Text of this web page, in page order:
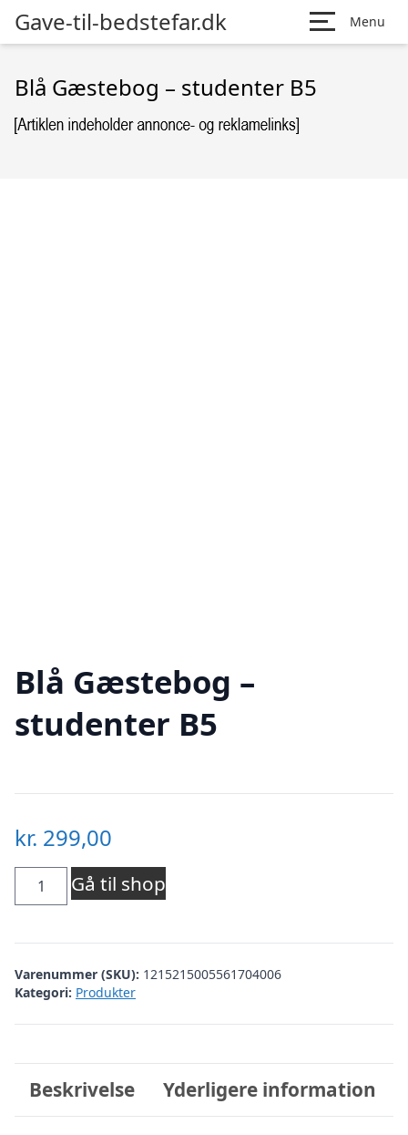
Gave-til-bedstefar.dk Menu
Blå Gæstebog – studenter B5
Blå Gæstebog –
studenter B5
kr. 299,00
Blå
-
studenter
Gå til shop
Varenummer (SKU): 1215215005561704006
Kategori: Produkter
Beskrivelse Yderligere information